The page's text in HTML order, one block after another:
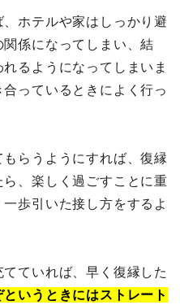
ホテルや家はしっかり避
係になってしまい、結
るようになってしまいま
っているときによく行っ
らうようにすれば、復縁
、楽しく過ごすことに重
歩引いた接し方をするよ
ていれば、早く復縁した
というときにはストレート